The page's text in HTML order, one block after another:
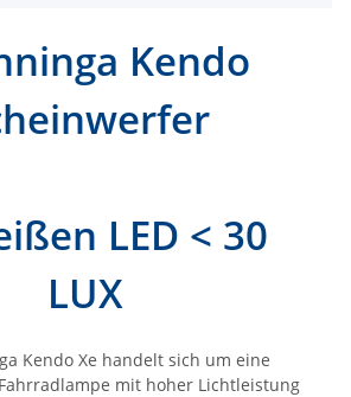
Kendo
LED < 30
LUX
Kendo Xe handelt sich um eine
mit hoher Lichtleistung